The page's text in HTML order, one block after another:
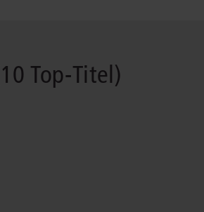
Top-Titel)